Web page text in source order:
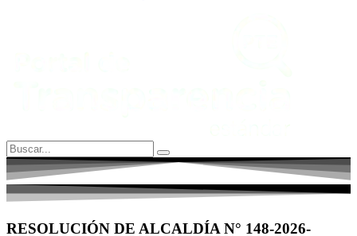
RESOLUCIÓN DE ALCALDÍA N° 148-2026-